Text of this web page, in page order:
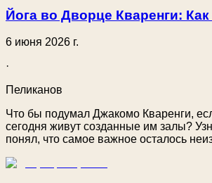
Йога во Дворце Кваренги:
6 июня 2026 г.
·
Пеликанов
Что бы подумал Джакомо Кваренги,
сегодня живут созданные им залы?
понял, что самое важное осталось